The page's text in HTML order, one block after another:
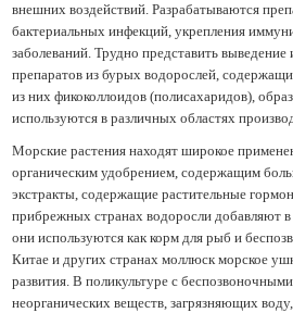
внешних воздействий. Разрабатываются
бактериальных инфекций, укрепления
заболеваний. Трудно представить
препаратов из бурых водорослей,
из них фикоколлоидов (полисахаридов),
используются в различных областях
Морские растения находят широкое
органическим удобрением, содержащим
экстракты, содержащие растительные
прибрежных странах водоросли добавляют
они используются как корм для рыб и
Китае и других странах моллюск морское
развития. В поликультуре с
неорганических веществ, загрязняющих